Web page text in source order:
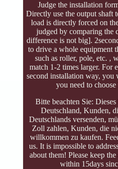
Judge the installation
Directly use the output shaft
load is directly forced on
judged by comparing the
difference is not big].
to drive a whole equipment
such as roller, pole, etc. ,
match 1-2 times larger. For
second installation way,
you need to
Bitte beachten Sie:
Deutschland, Kunden,
Deutschlands versenden,
Zoll zahlen, Kunden, die
willkommen zu kaufen.
us. It is impossible to
about them! Please keep
within 15days